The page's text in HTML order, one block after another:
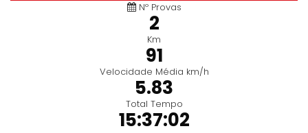
Nº Provas
2
Km
91
Velocidade Média km/h
5.83
Total Tempo
15:37:02